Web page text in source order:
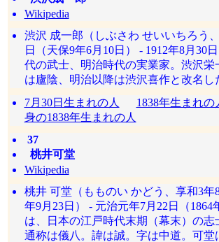
Wikipedia
渋沢 成一郎（しぶさわ せいいちろう
日（天保9年6月10日） - 1912年8月30
代の武士、明治時代の実業家。渋沢栄
は廬陰、明治以降は渋沢喜作と改名し
7月30日生まれの人
1838年生まれの
身の1838年生まれの人
37
桃井可堂
Wikipedia
桃井 可堂（もものい かどう、享和3年
年9月23日） - 元治元年7月22日（1864
は、日本の江戸時代末期（幕末）の志
通称は儀八。諱は誠。字は中道。可堂